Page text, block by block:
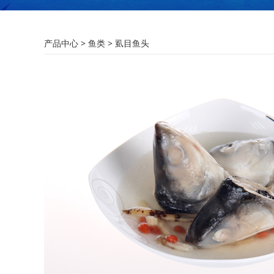
虱目鱼头
产品中心 > 鱼类 > 虱目鱼头